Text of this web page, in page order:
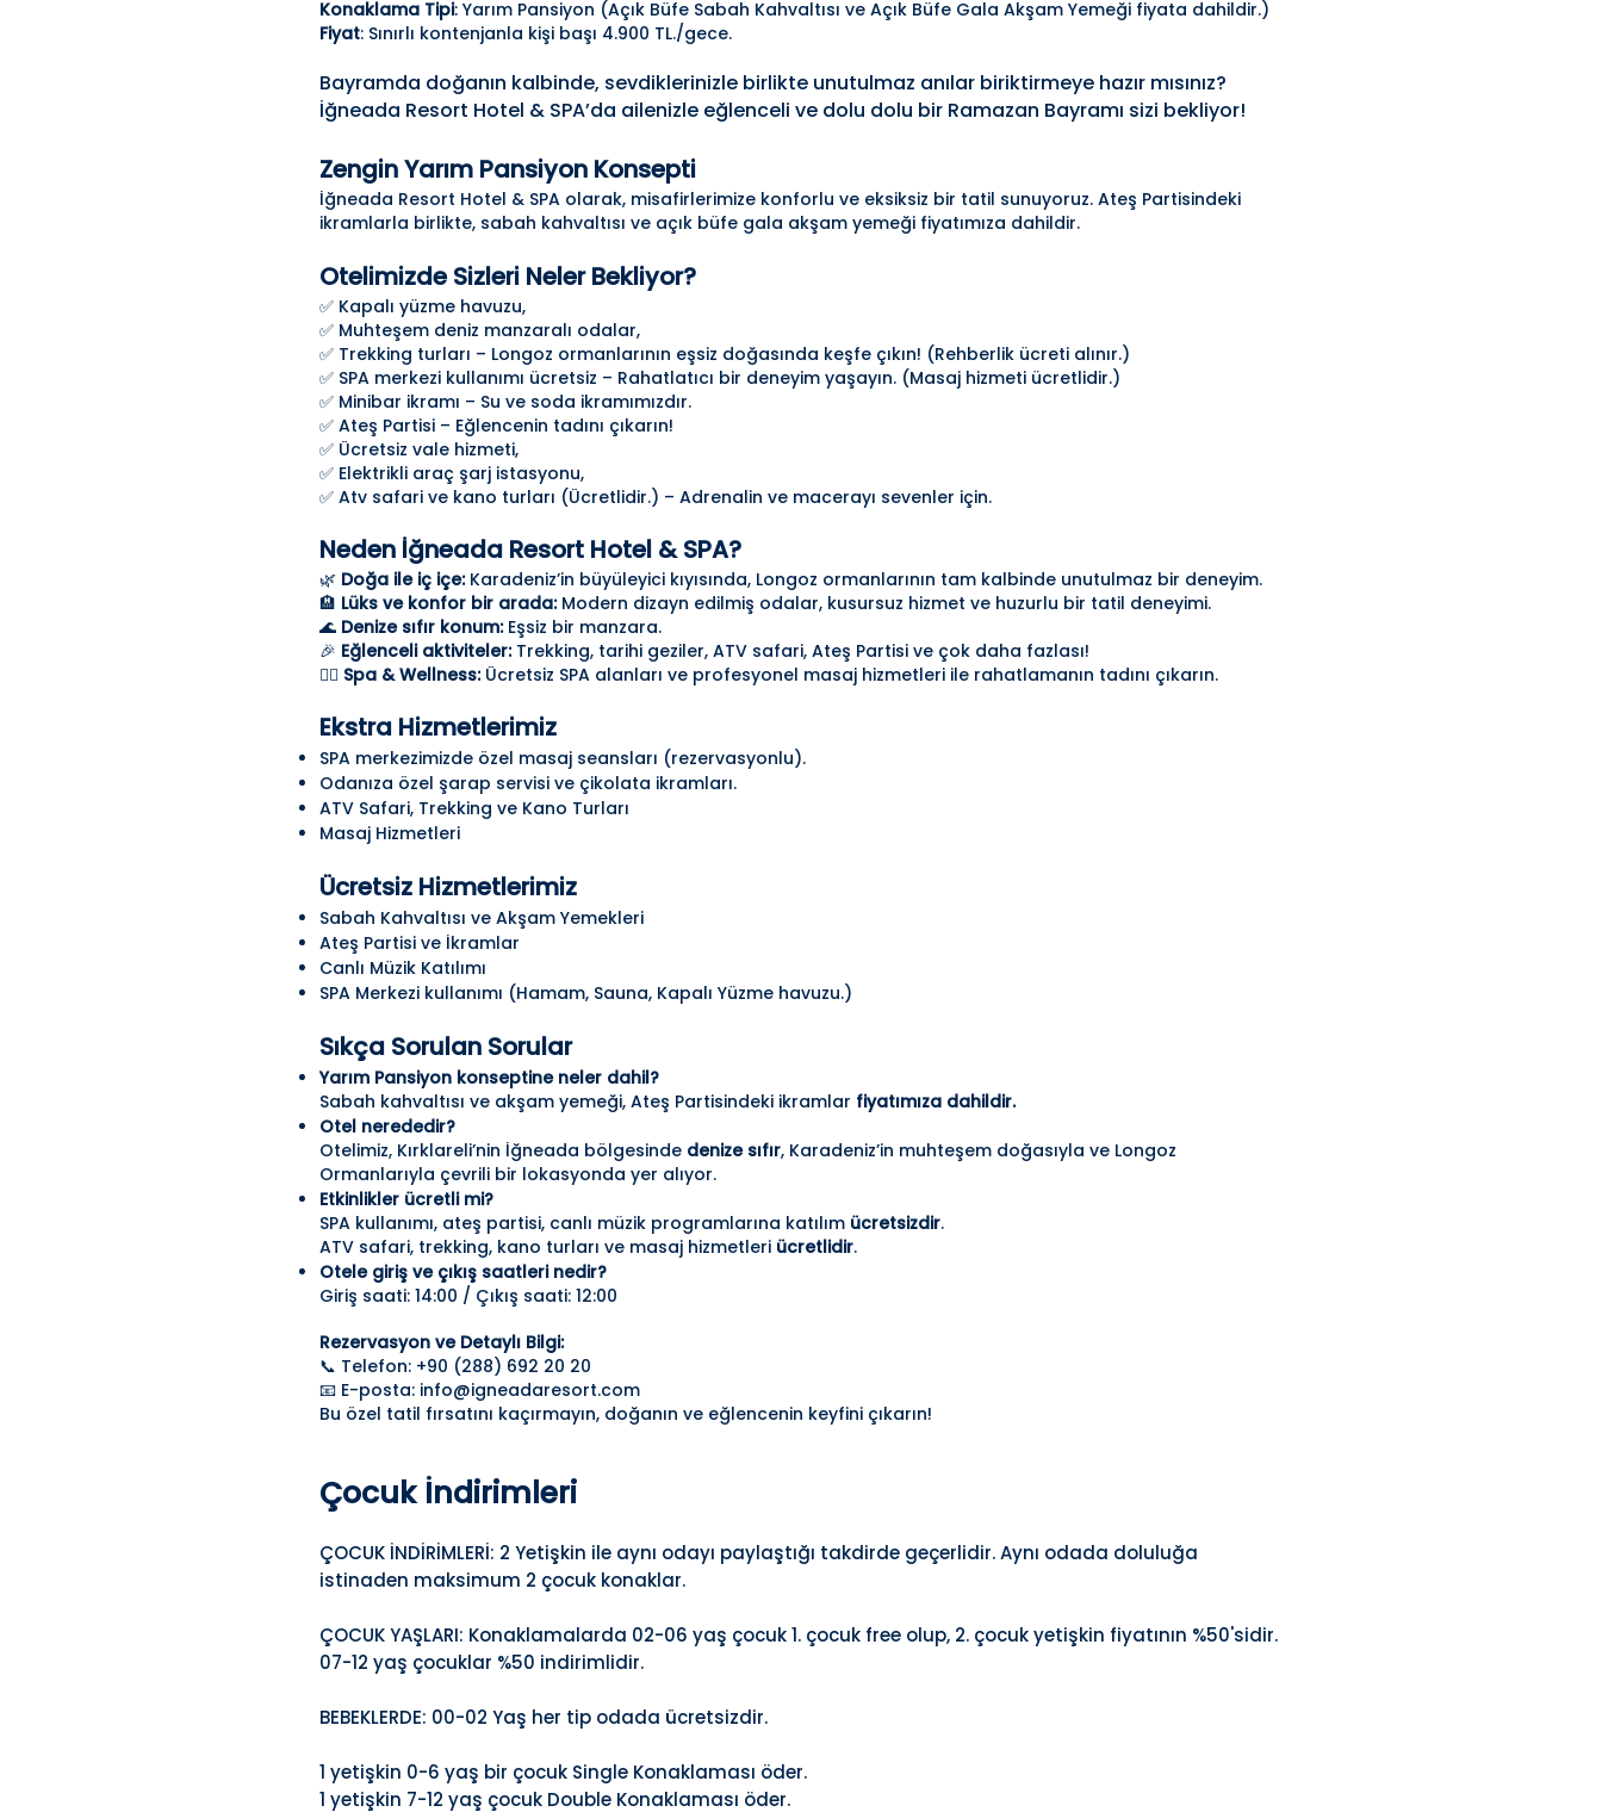
Konaklama Tipi: Yarım Pansiyon (Açık Büfe Sabah Kahvaltısı ve Açık Büfe Gala Akşam Yemeği fiyata dahildir.)
Fiyat: Sınırlı kontenjanla kişi başı 4.900 TL./gece.
Bayramda doğanın kalbinde, sevdiklerinizle birlikte unutulmaz anılar biriktirmeye hazır mısınız?
İğneada Resort Hotel & SPA’da ailenizle eğlenceli ve dolu dolu bir Ramazan Bayramı sizi bekliyor!
Zengin Yarım Pansiyon Konsepti
İğneada Resort Hotel & SPA olarak, misafirlerimize konforlu ve eksiksiz bir tatil sunuyoruz. Ateş Partisindeki
ikramlarla birlikte, sabah kahvaltısı ve açık büfe gala akşam yemeği fiyatımıza dahildir.
Otelimizde Sizleri Neler Bekliyor?
✅ Kapalı yüzme havuzu,
✅ Muhteşem deniz manzaralı odalar,
✅ Trekking turları – Longoz ormanlarının eşsiz doğasında keşfe çıkın! (Rehberlik ücreti alınır.)
✅ SPA merkezi kullanımı ücretsiz – Rahatlatıcı bir deneyim yaşayın. (Masaj hizmeti ücretlidir.)
✅ Minibar ikramı – Su ve soda ikramımızdır.
✅ Ateş Partisi – Eğlencenin tadını çıkarın!
✅ Ücretsiz vale hizmeti,
✅ Elektrikli araç şarj istasyonu,
✅ Atv safari ve kano turları (Ücretlidir.) – Adrenalin ve macerayı sevenler için.
Neden İğneada Resort Hotel & SPA?
🌿 Doğa ile iç içe:Karadeniz’in büyüleyici kıyısında, Longoz ormanlarının tam kalbinde unutulmaz bir deneyim.
🏨 Lüks ve konfor bir arada:Modern dizayn edilmiş odalar, kusursuz hizmet ve huzurlu bir tatil deneyimi.
🌊 Denize sıfır konum:Eşsiz bir manzara.
🎉 Eğlenceli aktiviteler:Trekking, tarihi geziler, ATV safari, Ateş Partisi ve çok daha fazlası!
💆‍♀️ Spa & Wellness:Ücretsiz SPA alanları ve profesyonel masaj hizmetleri ile rahatlamanın tadını çıkarın.
Ekstra Hizmetlerimiz
SPA merkezimizde özel masaj seansları (rezervasyonlu).
Odanıza özel şarap servisi ve çikolata ikramları.
ATV Safari, Trekking ve Kano Turları
Masaj Hizmetleri
Ücretsiz Hizmetlerimiz
Sabah Kahvaltısı ve Akşam Yemekleri
Ateş Partisi ve İkramlar
Canlı Müzik Katılımı
SPA Merkezi kullanımı (Hamam, Sauna, Kapalı Yüzme havuzu.)
Sıkça Sorulan Sorular
Yarım Pansiyon konseptine neler dahil?
Sabah kahvaltısı ve akşam yemeği, Ateş Partisindeki ikramlar fiyatımıza dahildir.
Otel nerededir?
Otelimiz, Kırklareli’nin İğneada bölgesinde denize sıfır, Karadeniz’in muhteşem doğasıyla ve Longoz
Ormanlarıyla çevrili bir lokasyonda yer alıyor.
Etkinlikler ücretli mi?
SPA kullanımı, ateş partisi, canlı müzik programlarına katılım ücretsizdir.
ATV safari, trekking, kano turları ve masaj hizmetleri ücretlidir.
Otele giriş ve çıkış saatleri nedir?
Giriş saati: 14:00 / Çıkış saati: 12:00
Rezervasyon ve Detaylı Bilgi:
📞 Telefon: +90 (288) 692 20 20
📧 E-posta: info@igneadaresort.com
Bu özel tatil fırsatını kaçırmayın, doğanın ve eğlencenin keyfini çıkarın!
Çocuk İndirimleri
ÇOCUK İNDİRİMLERİ: 2 Yetişkin ile aynı odayı paylaştığı takdirde geçerlidir. Aynı odada doluluğa
istinaden maksimum 2 çocuk konaklar.
ÇOCUK YAŞLARI: Konaklamalarda 02-06 yaş çocuk 1. çocuk free olup, 2. çocuk yetişkin fiyatının %50'sidir.
07-12 yaş çocuklar %50 indirimlidir.
BEBEKLERDE: 00-02 Yaş her tip odada ücretsizdir.
1 yetişkin 0-6 yaş bir çocuk Single Konaklaması öder.
1 yetişkin 7-12 yaş çocuk Double Konaklaması öder.